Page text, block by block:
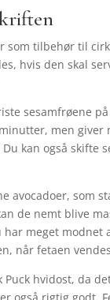
som tilbehør til
hvis den skal
sesamfrøene
men giver
kan også skifte
avocadoer, som
de nemt blive
har meget modnet
når fetaen
Puck hvidost, da
også rigtig godt.